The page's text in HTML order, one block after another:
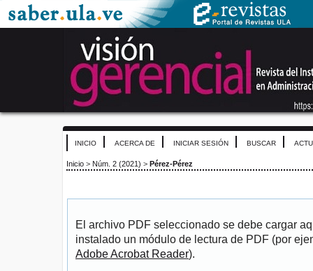
INICIO ACERCA DE INICIAR SESIÓN BUSCAR
Inicio > Núm. 2 (2021) > Pérez-Pérez
El archivo PDF seleccionado se debe cargar
instalado un módulo de lectura de PDF (por
Adobe Acrobat Reader).